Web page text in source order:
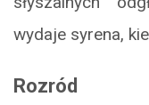
wydaje syrena,
Rozród